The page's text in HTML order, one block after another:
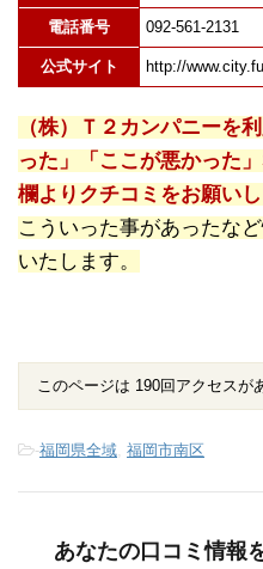
電話番号 092-561-2131
公式サイト http://
（株）Ｔ２カンパニーを
った」「ここが悪かった
欄よりクチコミをお願いし
こういった事があったな
いたします。
このページは 190回アクセスが
-福岡県全域, 福岡市南区
あなたの口コミ情報